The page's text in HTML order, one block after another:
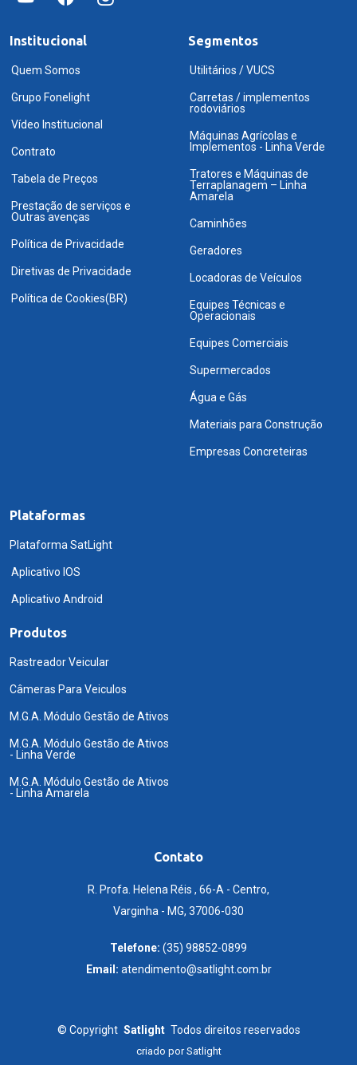
Institucional
Quem Somos
Grupo Fonelight
Vídeo Institucional
Contrato
Tabela de Preços
Prestação de serviços e
Outras avenças
Política de Privacidade
Diretivas de Privacidade
Política de Cookies(BR)
Segmentos
Utilitários / VUCS
Carretas / implementos
rodoviários
Máquinas Agrícolas e
Implementos - Linha Verde
Tratores e Máquinas de
Terraplanagem – Linha
Amarela
Caminhões
Geradores
Locadoras de Veículos
Equipes Técnicas e
Operacionais
Equipes Comerciais
Supermercados
Água e Gás
Materiais para Construção
Empresas Concreteiras
Plataformas
Plataforma SatLight
Aplicativo IOS
Aplicativo Android
Produtos
Rastreador Veicular
Câmeras Para Veiculos
M.G.A. Módulo Gestão de Ativos
M.G.A. Módulo Gestão de Ativos
- Linha Verde
M.G.A. Módulo Gestão de Ativos
- Linha Amarela
Contato
R. Profa. Helena Réis , 66-A - Centro,
Varginha - MG, 37006-030
Telefone: (35) 98852-0899
Email: atendimento@satlight.com.br
© Copyright Satlight Todos direitos reservados
criado porSatlight